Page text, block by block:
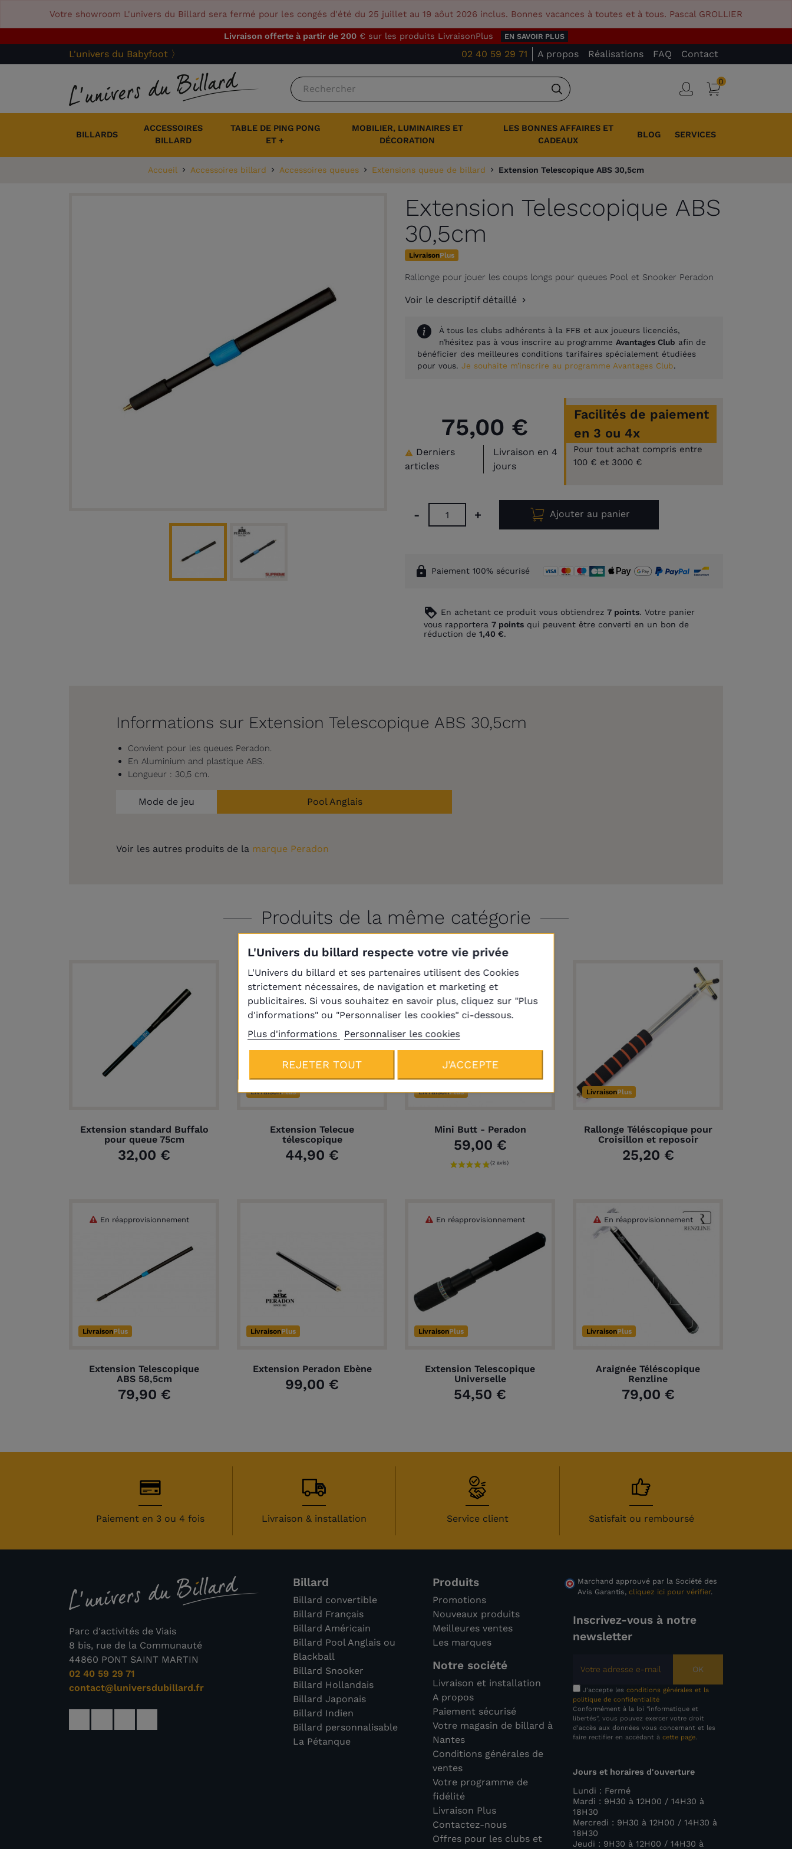
Votre showroom L'univers du Billard sera fermé pour les congés d'été du 25 juillet au 19 aôut 2026 inclus. Bonnes vacances à toutes et à tous. Pascal GROLLIER
Livraison offerte à partir de 200 € sur les produits LivraisonPlus EN SAVOIR PLUS
L'univers du Babyfoot 〉 02 40 59 29 71 A propos Réalisations FAQ Contact
Rechercher
Connexion
Panier
0
BILLARDS
ACCESSOIRES
BILLARD
TABLE DE PING PONG
ET +
MOBILIER, LUMINAIRES ET
DÉCORATION
LES BONNES AFFAIRES ET
CADEAUX
BLOG SERVICES
Accueil Accessoires billard Accessoires queues Extensions queue de billard Extension Telescopique ABS 30,5cm
Extension Telescopique ABS
30,5cm
LivraisonPlus
Rallonge pour jouer les coups longs pour queues Pool et Snooker Peradon
Voir le descriptif détaillé
À tous les clubs adhérents à la FFB et aux joueurs licenciés,
n’hésitez pas à vous inscrire au programme Avantages Club afin de
bénéficier des meilleures conditions tarifaires spécialement étudiées
pour vous. Je souhaite m’inscrire au programme Avantages Club.
75,00 €
 Derniers
articles
Livraison en 4
jours
Facilités de paiement
en 3 ou 4x
Pour tout achat compris entre
100 € et 3000 €
- + Ajouter au panier
lock Paiement 100% sécurisé
loyalty En achetant ce produit vous obtiendrez 7 points. Votre panier
vous rapportera 7 points qui peuvent être converti en un bon de
réduction de 1,40 €.
Informations sur Extension Telescopique ABS 30,5cm
Convient pour les queues Peradon.
En Aluminium and plastique ABS.
Longueur : 30,5 cm.
Mode de jeu Pool Anglais
Voir les autres produits de la marque Peradon
Produits de la même catégorie
Extension standard Buffalo
pour queue 75cm
32,00 €
LivraisonPlus
Extension Telecue
télescopique
44,90 €
LivraisonPlus
Mini Butt - Peradon
59,00 €
LivraisonPlus
Rallonge Téléscopique pour
Croisillon et reposoir
25,20 €
LivraisonPlus
Extension Telescopique
ABS 58,5cm
79,90 €
En réapprovisionnement
LivraisonPlus
Extension Peradon Ebène
99,00 €
LivraisonPlus
Extension Telescopique
Universelle
54,50 €
En réapprovisionnement
LivraisonPlus
Araignée Téléscopique
Renzline
79,00 €
En réapprovisionnement
Paiement en 3 ou 4 fois Livraison & installation Service client Satisfait ou remboursé
Parc d'activités de Viais
8 bis, rue de la Communauté
44860 PONT SAINT MARTIN
02 40 59 29 71
contact@luniversdubillard.fr
Billard
Billard convertible
Billard Français
Billard Américain
Billard Pool Anglais ou
Blackball
Billard Snooker
Billard Hollandais
Billard Japonais
Billard Indien
Billard personnalisable
La Pétanque
Produits
Promotions
Nouveaux produits
Meilleures ventes
Les marques
Notre société
Livraison et installation
A propos
Paiement sécurisé
Votre magasin de billard à
Nantes
Conditions générales de
ventes
Votre programme de
fidélité
Livraison Plus
Contactez-nous
Offres pour les clubs et
Marchand approuvé par la Société des
Avis Garantis, cliquez ici pour vérifier.
L'Univers du billard respecte votre vie privée
L'Univers du billard et ses partenaires utilisent des Cookies
strictement nécessaires, de navigation et marketing et
publicitaires. Si vous souhaitez en savoir plus, cliquez sur "Plus
d'informations" ou "Personnaliser les cookies" ci-dessous.
Plus d'informations
Personnaliser les cookies
REJETER TOUT J'ACCEPTE
Inscrivez-vous à notre
newsletter
OK
J'accepte les conditions générales et la
politique de confidentialité
Conformément à la loi "informatique et
libertés", vous pouvez exercer votre droit
d'accès aux données vous concernant et les
faire rectifier en accédant à cette page.
Jours et horaires d'ouverture
Lundi : Fermé
Mardi : 9H30 à 12H00 / 14H30 à
18H30
Mercredi : 9H30 à 12H00 / 14H30 à
18H30
Jeudi : 9H30 à 12H00 / 14H30 à